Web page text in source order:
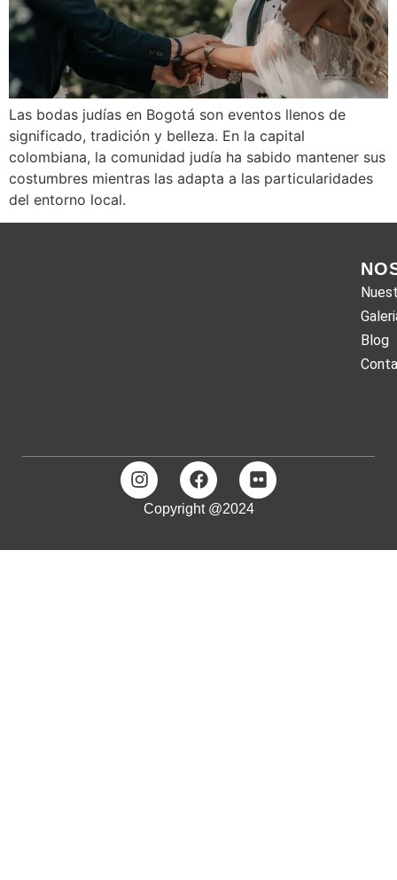
Las bodas judías en Bogotá son eventos llenos de
significado, tradición y belleza. En la capital
colombiana, la comunidad judía ha sabido mantener sus
costumbres mientras las adapta a las particularidades
del entorno local.
Blog
Copyright @2024